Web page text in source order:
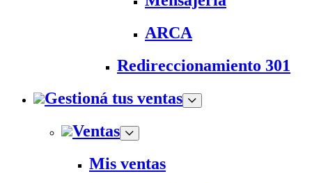
ARCA
Redireccionamiento 301
Gestioná tus ventas
Ventas
Mis ventas